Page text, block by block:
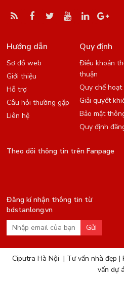
Hướng dẫn
Sơ đồ web
Giới thiệu
Hỗ trợ
Câu hỏi thường gặp
Liên hệ
Quy định
Điều khoản
thuận
Quy chế hoạt
Giải quyết
Bảo mật
Quy định
Theo dõi thông tin trên Fanpage
Đăng kí nhận thông tin từ
bdstanlong.vn
Gửi
Ciputra Hà Nội | Tư vấn nhà đẹp |
vấn dự